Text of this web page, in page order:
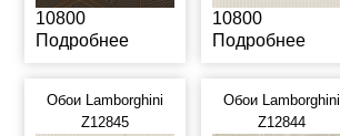
10800
Подробнее
10800
Подробнее
Обои Lamborghini
Z12845
Обои Lamborghini
Z12844